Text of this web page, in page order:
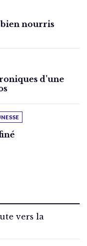
bien nourris
d’une
vers la